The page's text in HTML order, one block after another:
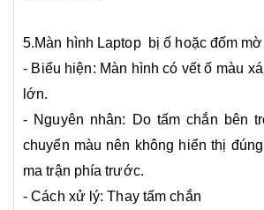
5.Màn hình Laptop bị ố hoặc đốm
- Biểu hiện: Màn hình có vết ố màu
lớn.
- Nguyên nhân: Do tấm chắn bên
chuyển màu nên không hiển thị
ma trận phía trước.
- Cách xử lý: Thay tấm chắn